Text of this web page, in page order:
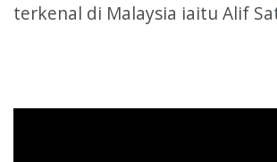
terkenal di Malaysia iaitu Alif